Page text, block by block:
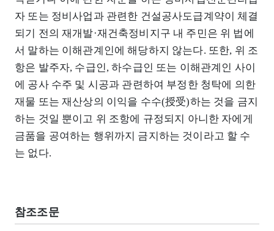
자 또는 정비사업과 관련한 건설공사도급계약이 체결
되기 전의 재개발·재건축정비지구 내 주민은 위 법에
서 말하는 이해관계인에 해당하지 않는다. 또한, 위 조
항은 발주자, 수급인, 하수급인 또는 이해관계인 사이
에 공사 수주 및 시공과 관련하여 부정한 청탁에 의한
재물 또는 재산상의 이익을 수수(授受)하는 것을 금지
하는 것일 뿐이고 위 조항에 규정되지 아니한 자에게
금품을 공여하는 행위까지 금지하는 것이라고 할 수
는 없다.
참조조문